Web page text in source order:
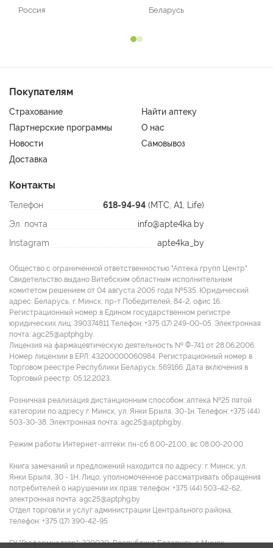
Россия Беларусь
Покупателям
Страхование
Найти аптеку
Партнерские программы
О нас
Новости
Самовывоз
Доставка
Контакты
Телефон 618-94-94 (МТС, A1, Life)
Эл. почта
info@apte4ka.by
Instagram
apte4ka_by
Общество с ограниченной ответственностью "Аптека групп Центр".
Свидетельство выдано Витебским областным исполнительным
комитетом решением от 04 августа 2005 года №535. Юридический
адрес: Беларусь, г. Минск, пр-т Победителей, 84-2, офис 16.
Регистрационный номер в Едином государственном регистре
юридических лиц: 390374811 Tелефон: +375 (17) 249-00-05. Электронная
почта: agc25@aptphg.by.
Лицензия на фармацевтическую деятельность № Ф-741 от 28.06.2006.
Номер лицензии в ЕРЛ: 43200000060984. Регистрационный номер в
Торговом реестре Республики Беларусь: 569166. Дата включения в
Торговый реестр: 05.12.2023.
Розничная реализация дистанционным способом: аптека №25 пятой
категории по адресу г. Минск, ул. Янки Брыля, 30-1н. Телефон: +375 (44)
503-30-38. Электронная почта: agc25@aptphg.by.
Режим работы Интернет-аптеки: пн-сб 8.00-21.00, вс 08.00-20.00
Книга замечаний и предложений находится по адресу: г. Минск, ул.
Янки Брыля, 30 - 1Н. Лицо, уполномоченное рассматривать обращения
потребителей о нарушении их прав: телефон: +375 (44) 503-42-62,
электронная почта: agc25@aptphg.by
Отдел торговли и услуг администрации Центрального района,
телефон: +375 (17) 390-42-95
ГУ "Госфармнадзор": 220030, Республика Беларусь, г. Минск,